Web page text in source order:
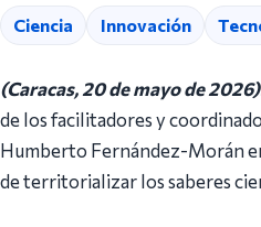
Ciencia Innovación
(Caracas, 20 de mayo de
de los facilitadores y
Humberto Fernández-Morán
de territorializar los saberes